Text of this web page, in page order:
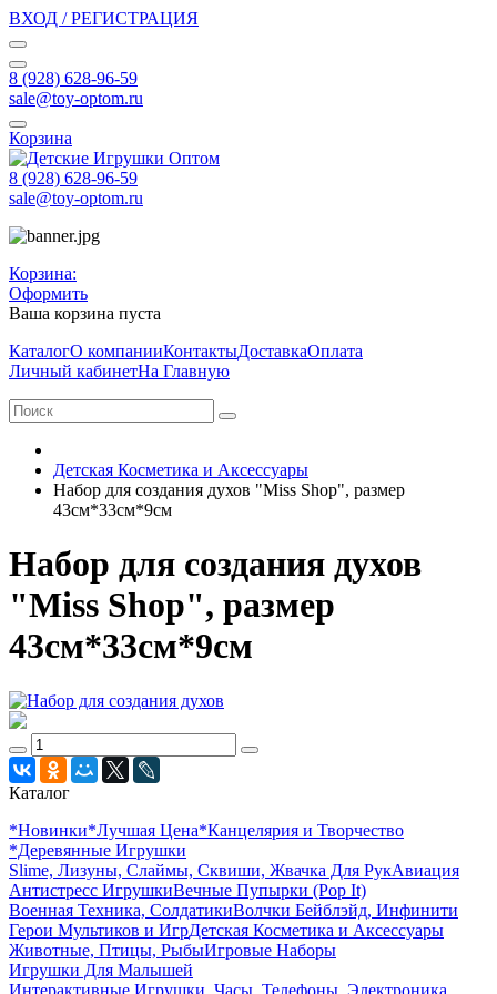
ВХОД / РЕГИСТРАЦИЯ
8 (928) 628-96-59
sale@toy-optom.ru
Корзина
8 (928) 628-96-59
sale@toy-optom.ru
Корзина:
Оформить
Ваша корзина пуста
КаталогО компанииКонтактыДоставкаОплата
Личный кабинетНа Главную
Детcкая Косметика и Аксессуары
Набор для создания духов "Miss Shop", размер
43см*33см*9см
Набор для создания духов
"Miss Shop", размер
43см*33см*9см
Каталог
*Новинки*Лучшая Цена*Канцелярия и Творчество
*Деревянные Игрушки
Slime, Лизуны, Слаймы, Сквиши, Жвачка Для РукАвиация
Антистресс ИгрушкиВечные Пупырки (Pop It)
Военная Техника, СолдатикиВолчки Бейблэйд, Инфинити
Герои Мультиков и ИгрДетcкая Косметика и Аксессуары
Животные, Птицы, РыбыИгровые Наборы
Игрушки Для Малышей
Интерактивные Игрушки, Часы, Телефоны, Электроника